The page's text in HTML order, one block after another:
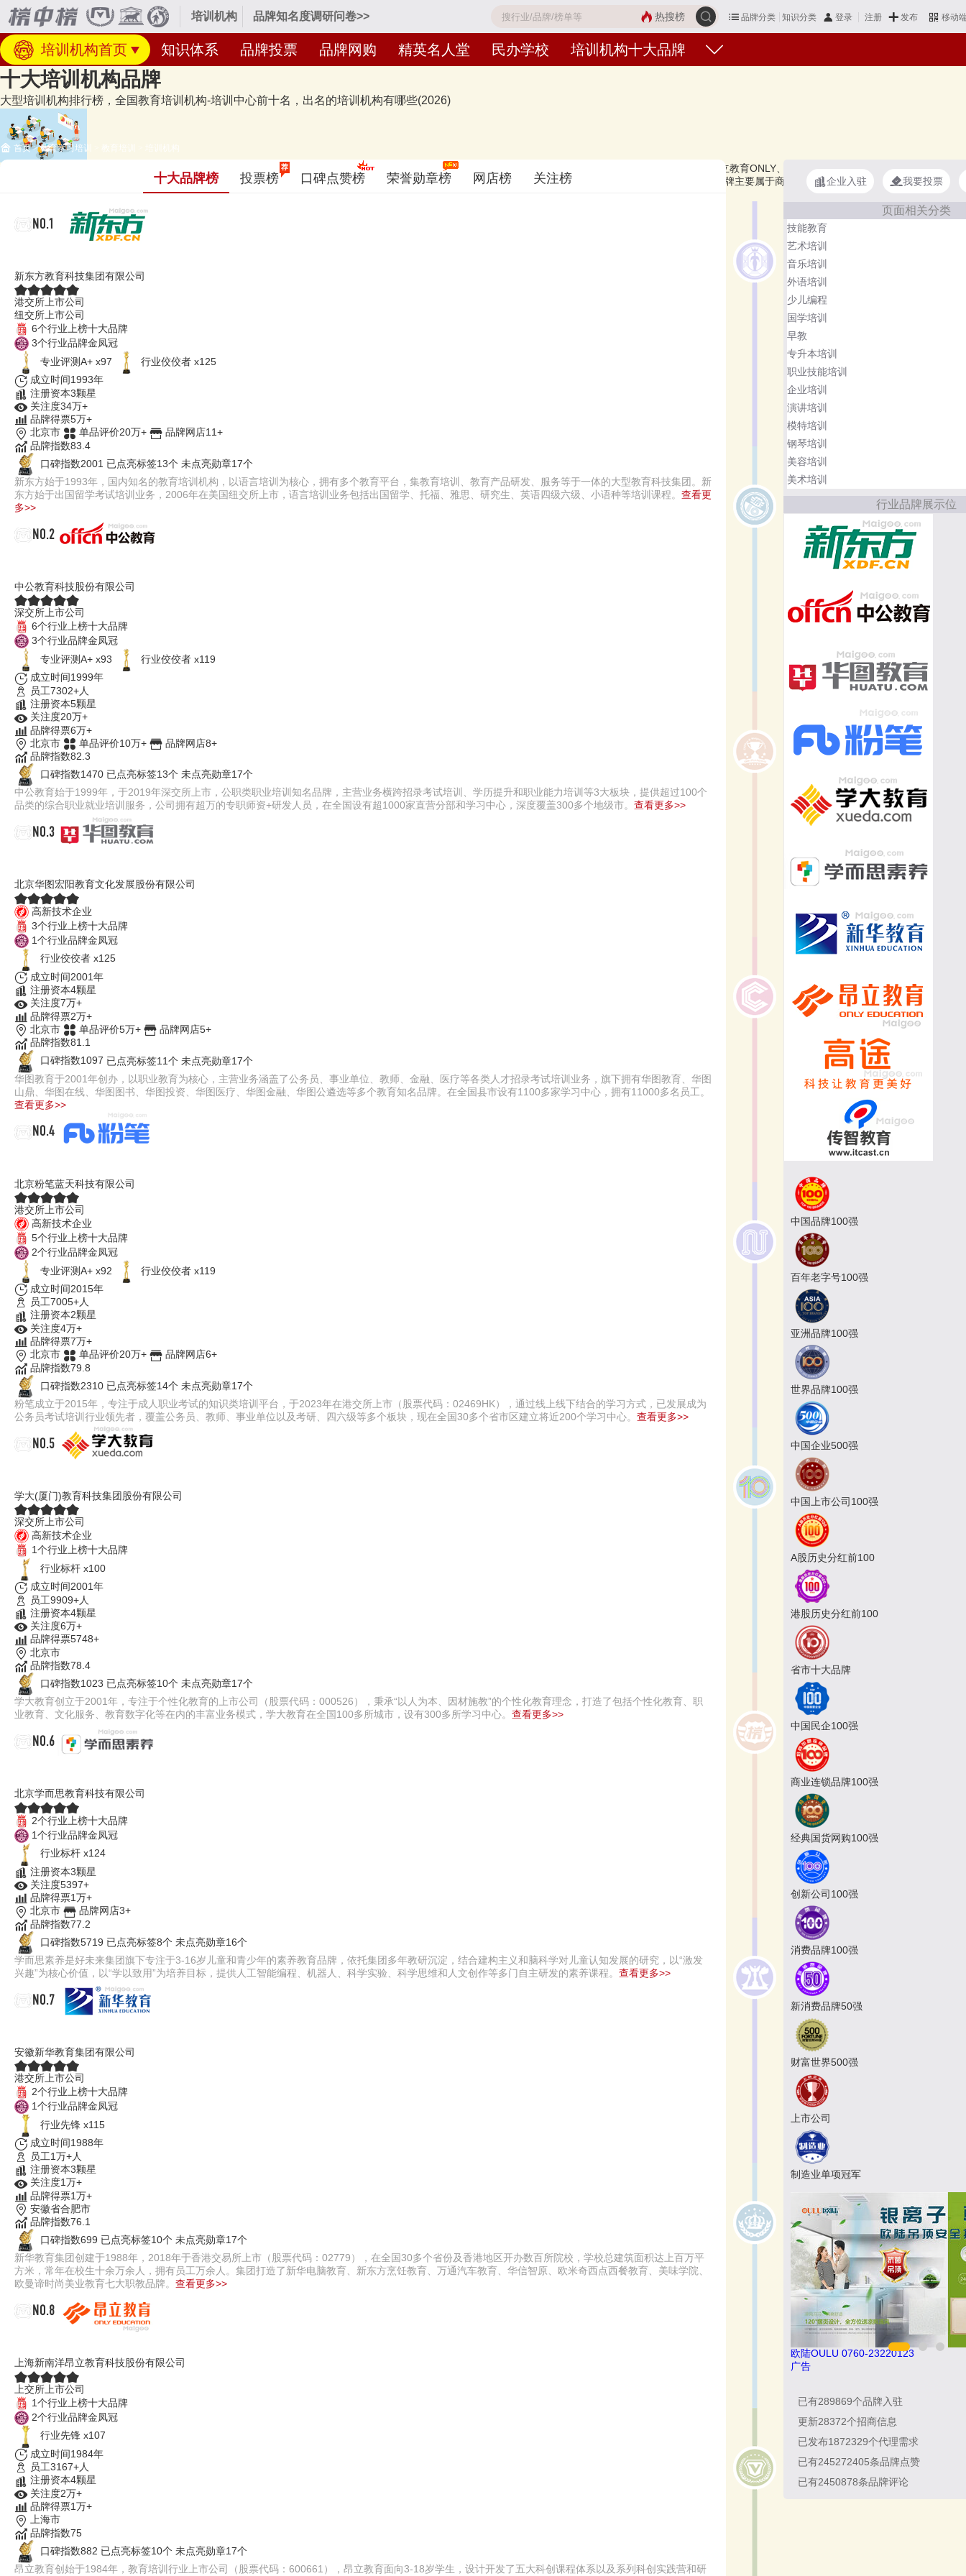
培训机构 品牌知名度调研问卷>> 品牌分类 知识分类 登录 注册 发布 移动
热搜榜
培训机构首页 知识体系 品牌投票 品牌网购 精英名人堂 民办学校 培训机构十大品牌
十大培训机构品牌
大型培训机构排行榜，全国教育培训机构-培训中心前十名，出名的培训机构有哪些(2026)
发布啦！居前十的有：新东方XDF、中公教育offcn、华图教育、粉笔公考、学大教育、学而思素养、新华教育、昂立教育ONLY、高途、传智教育等，上榜培训机构十大
机构品牌名单的是口碑好或知名度高、有实力的品牌，排名不分先后，仅供借鉴参考，想知道什么牌子的培训机构好？您可以多比较，选择自己满意的！培训机构品牌主要属于商标分类的第41类。榜单更新时间：2026
首页 > 教育学习培训 教育培训 培训机构
十大品牌榜 投票榜
荐
口碑点赞榜 荣誉勋章榜 网店榜 关注榜
NO.1
新东方教育科技集团有限公司
港交所上市公司
纽交所上市公司
6个行业上榜十大品牌
3个行业品牌金凤冠
专业评测A+ x97
行业佼佼者 x125
成立时间1993年
注册资本3颗星
关注度34万+
品牌得票5万+
北京市
单品评价20万+
品牌网店11+
品牌指数83.4
口碑指数2001 已点亮标签13个 未点亮勋章17个
新东方始于1993年，国内知名的教育培训机构，以语言培训为核心，拥有多个教育平台，集教育培训、教育产品研发、服务等于一体的大型教育科技集团。新
东方始于出国留学考试培训业务，2006年在美国纽交所上市，语言培训业务包括出国留学、托福、雅思、研究生、英语四级六级、小语种等培训课程。 查看更
多>>
NO.2
中公教育科技股份有限公司
深交所上市公司
6个行业上榜十大品牌
3个行业品牌金凤冠
专业评测A+ x93
行业佼佼者 x119
成立时间1999年
员工7302+人
注册资本5颗星
关注度20万+
品牌得票6万+
北京市
单品评价10万+
品牌网店8+
品牌指数82.3
口碑指数1470 已点亮标签13个 未点亮勋章17个
中公教育始于1999年，于2019年深交所上市，公职类职业培训知名品牌，主营业务横跨招录考试培训、学历提升和职业能力培训等3大板块，提供超过100个
品类的综合职业就业培训服务，公司拥有超万的专职师资+研发人员，在全国设有超1000家直营分部和学习中心，深度覆盖300多个地级市。 查看更多>>
NO.3
北京华图宏阳教育文化发展股份有限公司
高新技术企业
3个行业上榜十大品牌
1个行业品牌金凤冠
行业佼佼者 x125
成立时间2001年
注册资本4颗星
关注度7万+
品牌得票2万+
北京市
单品评价5万+
品牌网店5+
品牌指数81.1
口碑指数1097 已点亮标签11个 未点亮勋章17个
华图教育于2001年创办，以职业教育为核心，主营业务涵盖了公务员、事业单位、教师、金融、医疗等各类人才招录考试培训业务，旗下拥有华图教育、华图
山鼎、华图在线、华图图书、华图投资、华图医疗、华图金融、华图公遴选等多个教育知名品牌。在全国县市设有1100多家学习中心，拥有11000多名员工。
查看更多>>
NO.4
北京粉笔蓝天科技有限公司
港交所上市公司
高新技术企业
5个行业上榜十大品牌
2个行业品牌金凤冠
专业评测A+ x92
行业佼佼者 x119
成立时间2015年
员工7005+人
注册资本2颗星
关注度4万+
品牌得票7万+
北京市
单品评价20万+
品牌网店6+
品牌指数79.8
口碑指数2310 已点亮标签14个 未点亮勋章17个
粉笔成立于2015年，专注于成人职业考试的知识类培训平台，于2023年在港交所上市（股票代码：02469HK），通过线上线下结合的学习方式，已发展成为
公务员考试培训行业领先者，覆盖公务员、教师、事业单位以及考研、四六级等多个板块，现在全国30多个省市区建立将近200个学习中心。 查看更多>>
NO.5
学大(厦门)教育科技集团股份有限公司
深交所上市公司
高新技术企业
1个行业上榜十大品牌
行业标杆 x100
成立时间2001年
员工9909+人
注册资本4颗星
关注度6万+
品牌得票5748+
北京市
品牌指数78.4
口碑指数1023 已点亮标签10个 未点亮勋章17个
学大教育创立于2001年，专注于个性化教育的上市公司（股票代码：000526），秉承“以人为本、因材施教”的个性化教育理念，打造了包括个性化教育、职
业教育、文化服务、教育数字化等在内的丰富业务模式，学大教育在全国100多所城市，设有300多所学习中心。 查看更多>>
NO.6
北京学而思教育科技有限公司
2个行业上榜十大品牌
1个行业品牌金凤冠
行业标杆 x124
注册资本3颗星
关注度5397+
品牌得票1万+
北京市
品牌网店3+
品牌指数77.2
口碑指数5719 已点亮标签8个 未点亮勋章16个
学而思素养是好未来集团旗下专注于3-16岁儿童和青少年的素养教育品牌，依托集团多年教研沉淀，结合建构主义和脑科学对儿童认知发展的研究，以“激发
兴趣”为核心价值，以“学以致用”为培养目标，提供人工智能编程、机器人、科学实验、科学思维和人文创作等多门自主研发的素养课程。 查看更多>>
NO.7
安徽新华教育集团有限公司
港交所上市公司
2个行业上榜十大品牌
1个行业品牌金凤冠
行业先锋 x115
成立时间1988年
员工1万+人
注册资本3颗星
关注度1万+
品牌得票1万+
安徽省合肥市
品牌指数76.1
口碑指数699 已点亮标签10个 未点亮勋章17个
新华教育集团创建于1988年，2018年于香港交易所上市（股票代码：02779），在全国30多个省份及香港地区开办数百所院校，学校总建筑面积达上百万平
方米，常年在校生十余万余人，拥有员工万余人。集团打造了新华电脑教育、新东方烹饪教育、万通汽车教育、华信智原、欧米奇西点西餐教育、美味学院、
欧曼谛时尚美业教育七大职教品牌。 查看更多>>
NO.8
上海新南洋昂立教育科技股份有限公司
上交所上市公司
1个行业上榜十大品牌
2个行业品牌金凤冠
行业先锋 x107
成立时间1984年
员工3167+人
注册资本4颗星
关注度2万+
品牌得票1万+
上海市
品牌指数75
口碑指数882 已点亮标签10个 未点亮勋章17个
昂立教育创始于1984年，教育培训行业上市公司（股票代码：600661），昂立教育面向3-18岁学生，设计开发了五大科创课程体系以及系列科创实践营和研
企业入驻 我要投票
页面相关分类
技能教育
艺术培训
音乐培训
外语培训
少儿编程
国学培训
早教
专升本培训
职业技能培训
企业培训
演讲培训
模特培训
钢琴培训
美容培训
美术培训
行业品牌展示位
中国品牌100强
百年老字号100强
亚洲品牌100强
世界品牌100强
中国企业500强
中国上市公司100强
A股历史分红前100
港股历史分红前100
省市十大品牌
中国民企100强
商业连锁品牌100强
经典国货网购100强
创新公司100强
消费品牌100强
新消费品牌50强
财富世界500强
上市公司
制造业单项冠军
欧陆OULU 0760-23220123
广告
已有289869个品牌入驻
更新28372个招商信息
已发布1872329个代理需求
已有245272405条品牌点赞
已有2450878条品牌评论